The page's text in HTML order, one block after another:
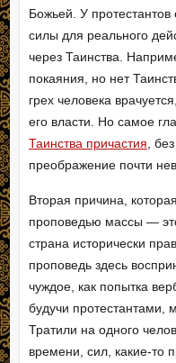
Божьей. У
силы для реального
через Таинства.
покаяния, но нет
грех человека
его власти. Но самое
Таинства причастия ,
преображение почти
Вторая причина,
проповедью массы —
страна исторически
проповедь здесь
чуждое, как попытка
будучи протестантами,
Тратили на одного
времени, сил, какие-то